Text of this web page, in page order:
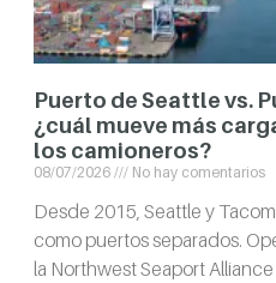
Puerto de Seattle vs.
¿cuál mueve más
los camioneros?
08/07/2026 No hay comentarios
Desde 2015, Seattle y
como puertos separados.
la Northwest Seaport